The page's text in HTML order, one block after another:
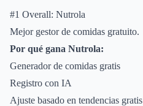
#1 Overall: Nutrola
Mejor gestor de comidas gratuito.
Por qué gana Nutrola:
Generador de comidas gratis
Registro con IA
Ajuste basado en tendencias gratis